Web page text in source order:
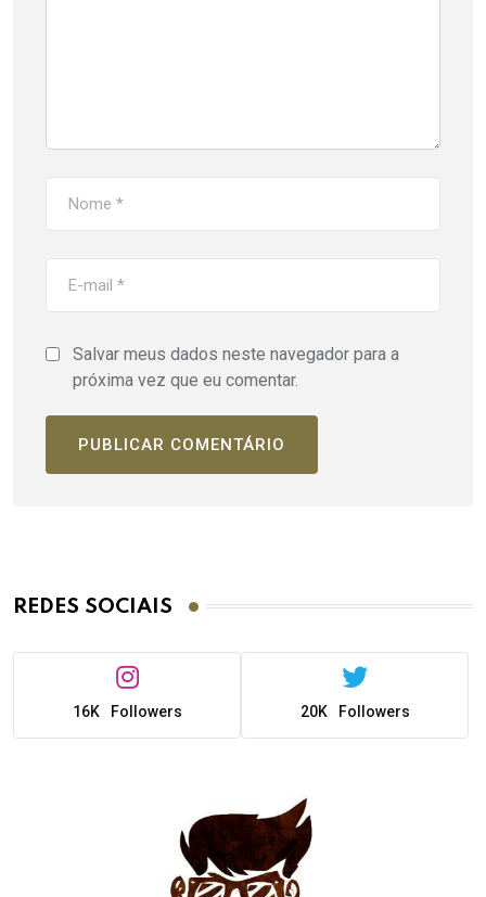
Salvar meus dados neste navegador para a
próxima vez que eu comentar.
REDES SOCIAIS
16K Followers 20K Followers